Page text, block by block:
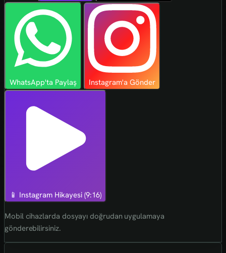
WhatsApp'ta Paylaş Instagram'a Gönder
📱 Instagram Hikayesi (9:16)
Mobil cihazlarda dosyayı doğrudan uygulamaya
gönderebilirsiniz.